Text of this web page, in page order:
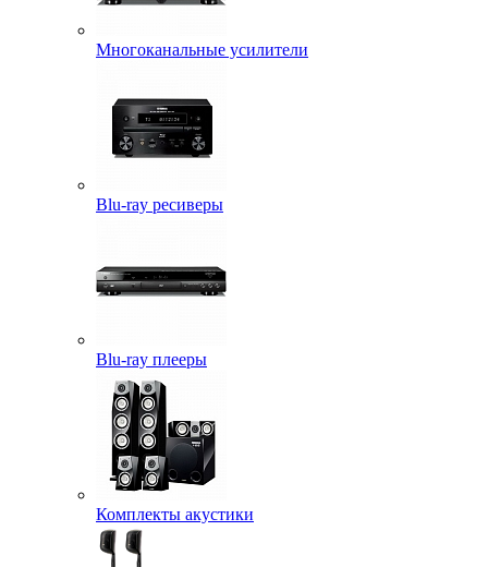
Многоканальные усилители
Blu-ray ресиверы
Blu-ray плееры
Комплекты акустики